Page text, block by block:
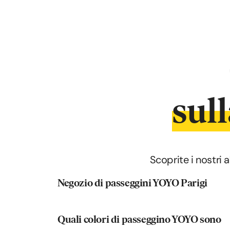
Scoprite i nostri
Negozio di passeggini YOYO Parigi
Quali colori di passeggino YOYO sono